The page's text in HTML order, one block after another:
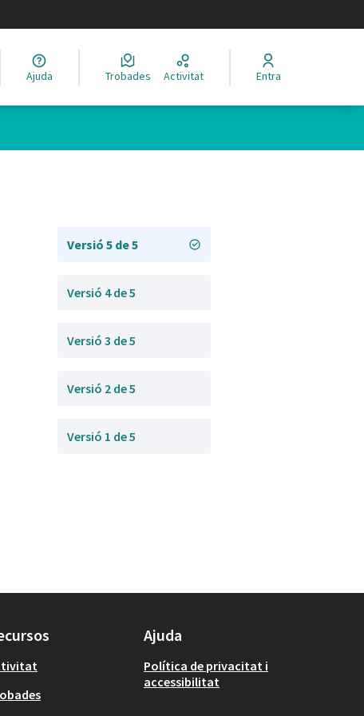
Elegir el idioma
Ajuda Trobades Activitat Entra
Versió 5 de 5
Versió 4 de 5
Versió 3 de 5
Versió 2 de 5
Versió 1 de 5
Ajuda
Política de privacitat i
accessibilitat